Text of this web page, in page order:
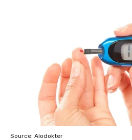
Source: Alodokter